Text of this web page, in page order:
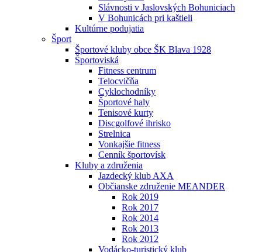
Slávnosti v Jaslovských Bohuniciach
V Bohunicách pri kaštieli
Kultúrne podujatia
Šport
Športové kluby obce ŠK Blava 1928
Športoviská
Fitness centrum
Telocvičňa
Cyklochodníky
Športové haly
Tenisové kurty
Discgolfové ihrisko
Strelnica
Vonkajšie fitness
Cenník športovísk
Kluby a združenia
Jazdecký klub AXA
Občianske združenie MEANDER
Rok 2019
Rok 2017
Rok 2014
Rok 2013
Rok 2012
Vodácko-turistický klub